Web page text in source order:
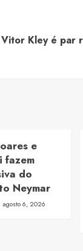
Vitor Kley é par
e
fazem
do
Neymar
agosto 6, 2026